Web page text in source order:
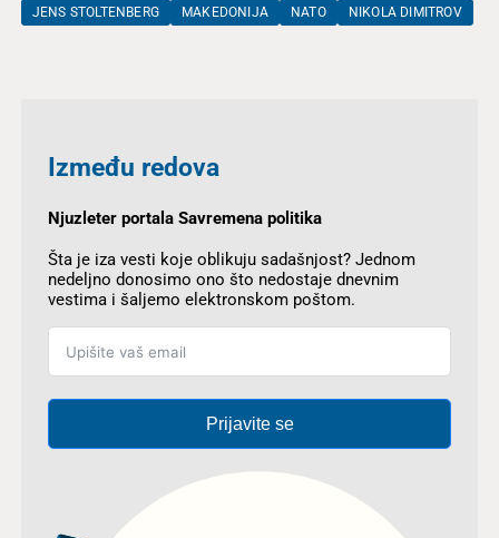
JENS STOLTENBERG MAKEDONIJA NATO NIKOLA DIMITROV
Između redova
Njuzleter portala Savremena politika
Šta je iza vesti koje oblikuju sadašnjost? Jednom
nedeljno donosimo ono što nedostaje dnevnim
vestima i šaljemo elektronskom poštom.
Prijavite se